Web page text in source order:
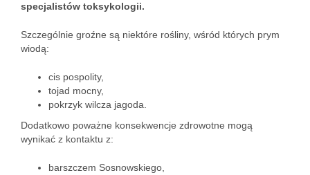
specjalistów toksykologii.
Szczególnie groźne są niektóre rośliny, wśród których prym
wiodą:
cis pospolity,
tojad mocny,
pokrzyk wilcza jagoda.
Dodatkowo poważne konsekwencje zdrowotne mogą
wynikać z kontaktu z:
barszczem Sosnowskiego,